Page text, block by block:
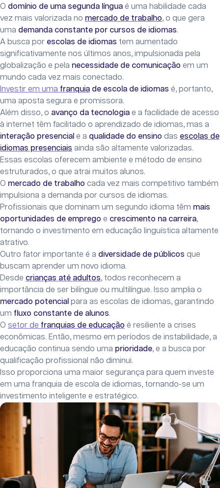
O domínio de uma segunda língua é uma habilidade cada
vez mais valorizada no mercado de trabalho, o que gera
uma demanda constante por cursos de idiomas.
A busca por escolas de idiomas tem aumentado
significativamente nos últimos anos, impulsionada pela
globalização e pela necessidade de comunicação em um
mundo cada vez mais conectado.
Investir em uma franquia de escola de idiomas é, portanto,
uma aposta segura e promissora.
Além disso, o avanço da tecnologia e a facilidade de acesso
à internet têm facilitado o aprendizado de idiomas, mas a
interação presencial e a qualidade do ensino das escolas de
idiomas presenciais ainda são altamente valorizadas.
Essas escolas oferecem ambiente e método de ensino
estruturados, o que atrai muitos alunos.
O mercado de trabalho cada vez mais competitivo também
impulsiona a demanda por cursos de idiomas.
Profissionais que dominam um segundo idioma têm mais
oportunidades de emprego e crescimento na carreira,
tornando o investimento em educação linguística altamente
atrativo.
Outro fator importante é a diversidade de públicos que
buscam aprender um novo idioma.
Desde crianças até adultos, todos reconhecem a
importância de ser bilíngue ou multilíngue. Isso amplia o
mercado potencial para as escolas de idiomas, garantindo
um fluxo constante de alunos.
O setor de franquias de educação é resiliente a crises
econômicas. Então, mesmo em períodos de instabilidade, a
educação continua sendo uma prioridade, e a busca por
qualificação profissional não diminui.
Isso proporciona uma maior segurança para quem investe
em uma franquia de escola de idiomas, tornando-se um
investimento inteligente e estratégico.